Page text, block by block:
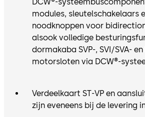
modules, sleutelschakelaars
noodknoppen voor
alsook volledige
dormakaba SVP-, SVI/SVA- en
motorsloten via DCW®-
Verdeelkaart ST-VP en
zijn eveneens bij de levering